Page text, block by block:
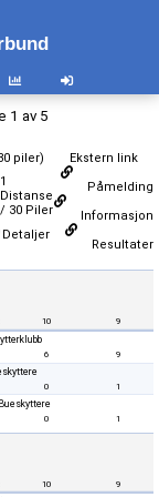
1 av 5
piler)
1
Distanse
/ 30 Piler
Detaljer
Ekstern link
Påmelding
Informasjon
Resultater
10 9
6 9
0 1
0 1
10 9